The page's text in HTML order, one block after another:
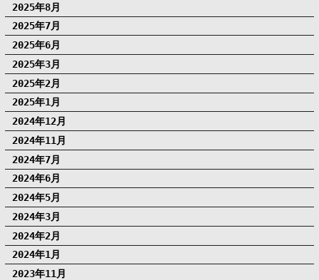
2025年8月
2025年7月
2025年6月
2025年3月
2025年2月
2025年1月
2024年12月
2024年11月
2024年7月
2024年6月
2024年5月
2024年3月
2024年2月
2024年1月
2023年11月